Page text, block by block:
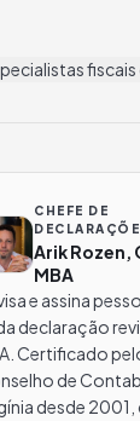
CHEFE DE
Arik Rozen,
MBA
e assina
declaração
Certificado
de
desde 2001,